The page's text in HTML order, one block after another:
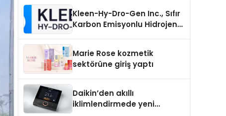
Kleen-Hy-Dro-Gen Inc., Sıfır
Karbon Emisyonlu Hidrojen
Aldı
Marie Rose kozmetik
sektörüne giriş yaptı
Daikin’den akıllı
iklimlendirmede yeni